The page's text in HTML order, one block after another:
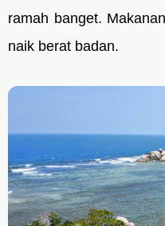
ramah banget.
naik berat badan.